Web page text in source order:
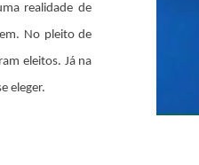
realidade de
No pleito de
eleitos. Já na
eleger.